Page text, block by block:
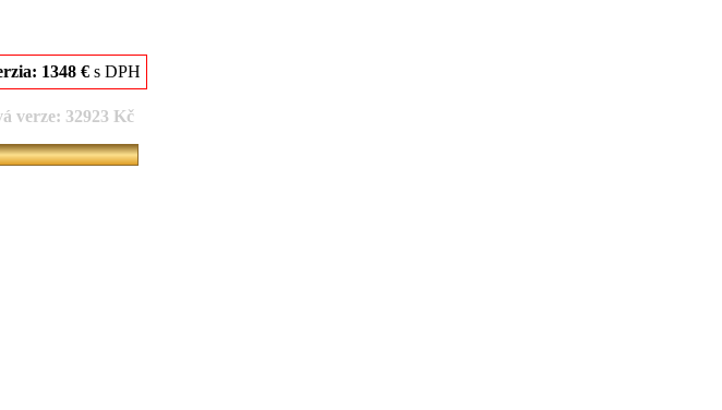
1348 €s DPH
verze: 32923 Kč